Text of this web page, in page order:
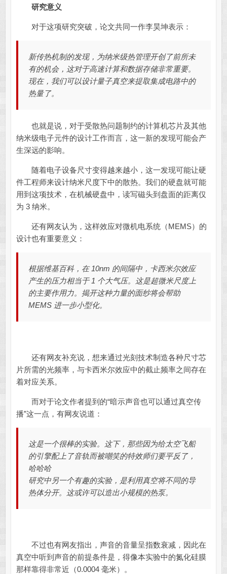
研究意义
对于这项研究突破，论文共同一作李昊坤表示：
新传热机制的发现，为纳米级热管理开创了前所未
有的机会，这对于高速计算和数据存储非常重要。
现在，我们可以设计量子真空来提取集成电路中的
热量了。
也就是说，对于受散热问题制约的计算机芯片及其他
纳米级电子元件的设计工作而言，这一新的发现可能会产
生深远的影响。
随着电子设备尺寸变得越来越小，这一发现可能让硬
件工程师来设计纳米尺度下中的散热。我们的硬盘就可能
用到这项技术，在机械硬盘中，读写磁头到盘面的距离仅
为 3 纳米。
还有网友认为，这样效应对微机电系统（MEMS）的
设计也有重要意义：
根据维基百科，在 10nm 的间隔中，卡西米尔效应
产生的压力相当于 1 个大气压。这是超微米尺度上
的主要作用力。揭开这种力量的面纱将会帮助
MEMS 进一步小型化。
还有网友补充说，想来通过光刻技术制造各种尺寸芯
片所需的光频率，与卡西米尔效应中的截止频率之间存在
着对应关系。
而对于论文作者提到的“暗示声音也可以通过真空传
播”这一点，有网友说道：
这是一个很棒的实验。这下，那些因为给太空飞船
的引擎配上了音轨而被嘲笑的特效师们要平反了，
哈哈哈
研究中另一个有趣的实验，是利用真空将不同的导
热体分开。这或许可以造出小规模的热泵。
不过也有网友指出，声音的音量呈指数衰减，因此在
真空中听到声音的前提条件是，得像本实验中的氮化硅膜
那样靠得非常近（0.0004 毫米）。